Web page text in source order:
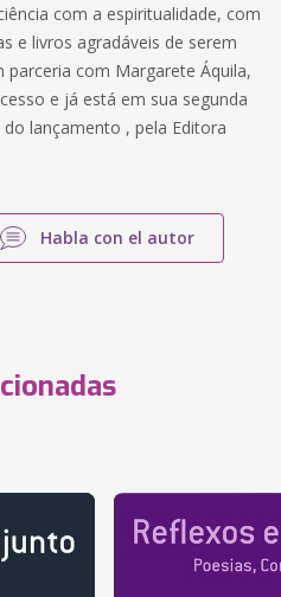
com a espiritualidade, com
e livros agradáveis de serem
parceria com Margarete Áquila,
e já está em sua segunda
lançamento , pela Editora
Habla con el autor